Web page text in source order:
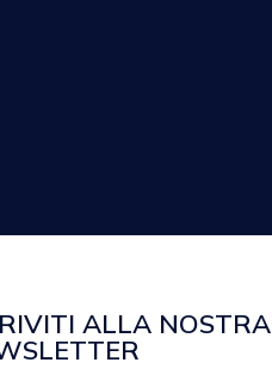
ALLA NOSTRA